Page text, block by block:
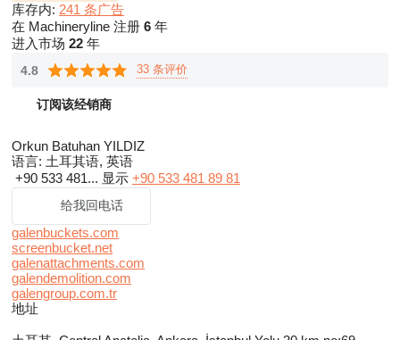
库存内: 241 条广告
在 Machineryline 注册 6 年
进入市场 22 年
4.8 33 条评价
订阅该经销商
Orkun Batuhan YILDIZ
语言: 土耳其语, 英语
+90 533 481... 显示 +90 533 481 89 81
给我回电话
galenbuckets.com
screenbucket.net
galenattachments.com
galendemolition.com
galengroup.com.tr
地址